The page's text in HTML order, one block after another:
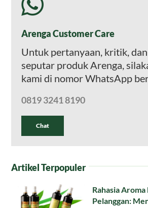
Arenga Customer Care
Untuk pertanyaan, kritik,
seputar produk Arenga,
kami di nomor WhatsApp
0819 3241 8190
Chat
Artikel Terpopuler
Rahasia
Pelanggan: